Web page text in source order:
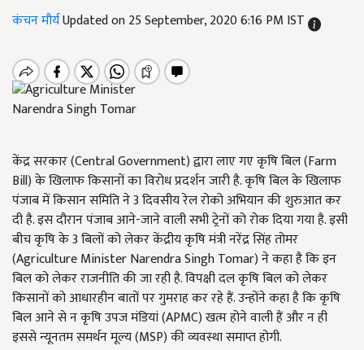
कंचन मौर्यUpdated on 25 September, 2020 6:16 PM IST
Narendra Singh Tomar
केंद्र सरकार (Central Government) द्वारा लाए गए कृषि बिल (Farm
Bill) के खिलाफ किसानों का विरोध प्रदर्शन जारी है. कृषि बिल के खिलाफ
पंजाब में किसान समिति ने 3 दिवसीय रेल रोको अभियान की शुरुआत कर
दी है. इस दौरान पंजाब आने-जाने वाली सभी ट्रेनों को रोक दिया गया है. इसी
बीच कृषि के 3 बिलों को लेकर केंद्रीय कृषि मंत्री नरेंद्र सिंह तोमर
(Agriculture Minister Narendra Singh Tomar) ने कहा है कि इन
बिल को लेकर राजनीति की जा रही है. विपक्षी दल कृषि बिल को लेकर
किसानों को आधारहीन बातों पर गुमराह कर रहे हैं. उन्होंने कहा है कि कृषि
बिल आने से न कृषि उपज मंडियां (APMC) खत्म होने वाली हैं और न ही
इससे न्यूनतम समर्थन मूल्य (MSP) की व्यवस्था समाप्त होगी.